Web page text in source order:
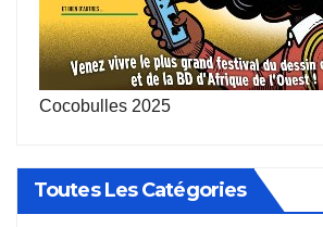
Cocobulles 2025
Toutes Les Catégories